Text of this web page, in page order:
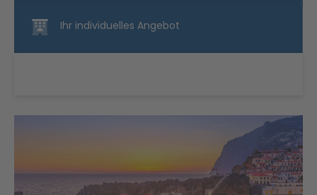
Ihr individuelles Angebot